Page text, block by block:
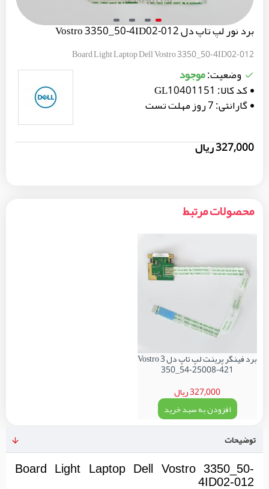
برد نور لپ تاپ دل Vostro 3350_50-4ID02-012
Board Light Laptop Dell Vostro 3350_50-4ID02-012
وضعیت:موجود
کد کالا: GL10401151
گارانتی:7 روز مهلت تست
327,000 ریال
محصولات مرتبط
برد فینگر پرینت لپ تاپ دل Vostro 3
350_54-25008-421
327,000 ریال
افزودن به سبد خرید
توضیحات
Board Light Laptop Dell Vostro 3350_50-
4ID02-012